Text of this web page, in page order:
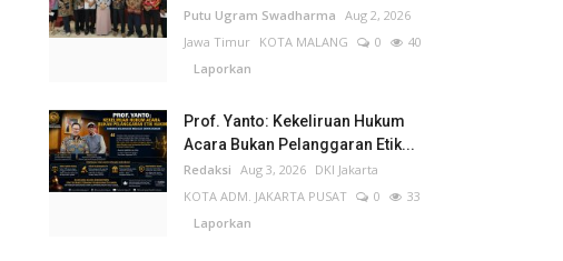
Putu Ugram Swadharma Aug 2, 2026
Jawa Timur KOTA MALANG 0
40
Laporkan
Prof. Yanto: Kekeliruan Hukum
Acara Bukan Pelanggaran Etik...
Redaksi Aug 3, 2026 DKI Jakarta
KOTA ADM. JAKARTA PUSAT
0
33
Laporkan